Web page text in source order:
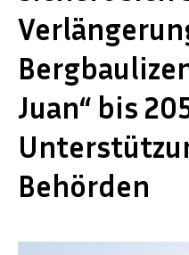
Juan“ bis
Behörden